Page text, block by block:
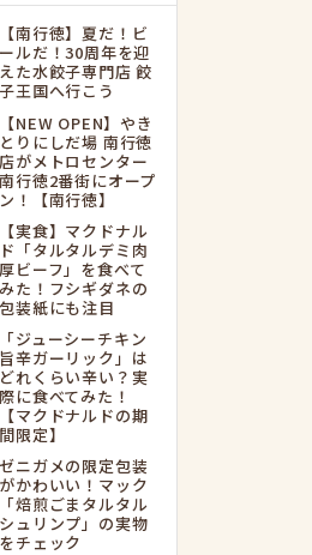
【南行徳】夏だ！ビ
ールだ！30周年を迎
えた水餃子専門店 餃
子王国へ行こう
【NEW OPEN】やき
とりにしだ場 南行徳
店がメトロセンター
南行徳2番街にオープ
ン！【南行徳】
【実食】マクドナル
ド「タルタルデミ肉
厚ビーフ」を食べて
みた！フシギダネの
包装紙にも注目
「ジューシーチキン
旨辛ガーリック」は
どれくらい辛い？実
際に食べてみた！
【マクドナルドの期
間限定】
ゼニガメの限定包装
がかわいい！マック
「焙煎ごまタルタル
シュリンプ」の実物
をチェック